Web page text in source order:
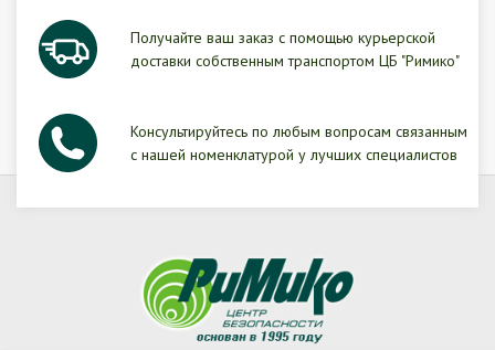
Получайте ваш заказ с помощью курьерской
доставки собственным транспортом ЦБ "Римико"
Консультируйтесь по любым вопросам связанным
с нашей номенклатурой у лучших специалистов